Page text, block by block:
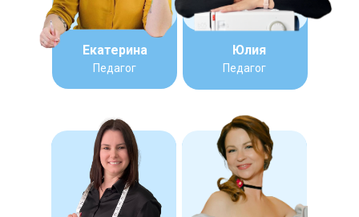
Мы подробно объясняем, как
сшивать, кроить и вязать, какие
материалы подойдут лучше всего.
Наши ученики ценят уровень подачи,
индивидуальный подход и внимание к
деталям. Ведь шитьё — это не только
котором важна каждая мелочь.
Всё о шитье одежды для мужчин
Мужская одежда требует точности и
понимания формы. Учитывая
особенности мужской фигуры, важно
Екатерина
Педагог
Юлия
Педагог